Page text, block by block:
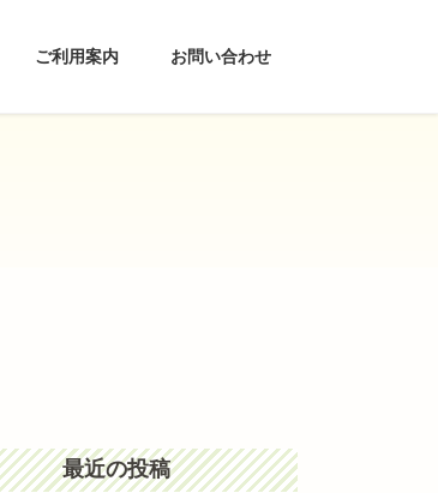
ご利用案内 お問い合わせ
最近の投稿